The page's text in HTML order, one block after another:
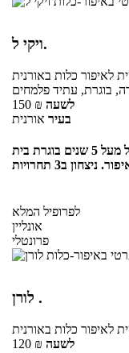
ויקי ל.
לאיפור כלות באורנית
בוגרת, עתיד פלמחים
150 ₪ לשעה
בעיר אורנית
מורה לעיצוב שיער אנרגיות טובות ניסיון של מעל 5 שנים בוגרת בית
לפרופיל המלא
אונליין
פרונטלי
לורן .
לאיפור כלות באורנית
120 ₪ לשעה